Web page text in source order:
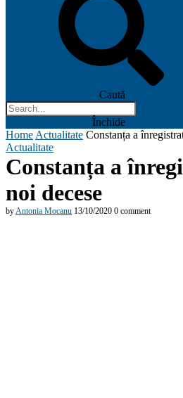
Caută
Închide
Home Actualitate Constanța a
Actualitate
Constanța a
noi decese
byAntonia Mocanu 13/10/2020 0 comment